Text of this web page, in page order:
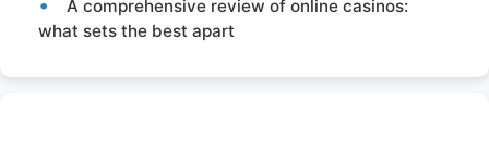
A comprehensive review of online casinos:
what sets the best apart